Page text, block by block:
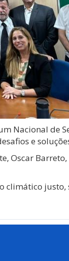
Nacional de
e
Oscar
justo,